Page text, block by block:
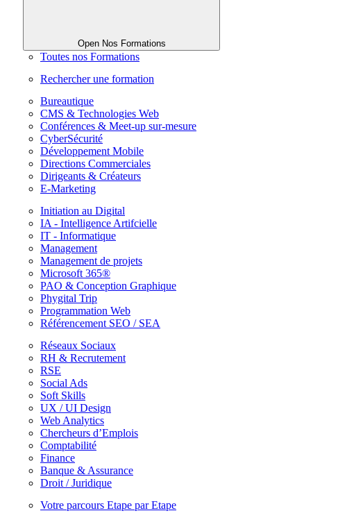
Open Nos Formations
Toutes nos Formations
Rechercher une formation
Bureautique
CMS & Technologies Web
Conférences & Meet-up sur-mesure
CyberSécurité
Développement Mobile
Directions Commerciales
Dirigeants & Créateurs
E-Marketing
Initiation au Digital
IA - Intelligence Artifcielle
IT - Informatique
Management
Management de projets
Microsoft 365®
PAO & Conception Graphique
Phygital Trip
Programmation Web
Référencement SEO / SEA
Réseaux Sociaux
RH & Recrutement
RSE
Social Ads
Soft Skills
UX / UI Design
Web Analytics
Chercheurs d’Emplois
Comptabilité
Finance
Banque & Assurance
Droit / Juridique
Votre parcours Etape par Etape